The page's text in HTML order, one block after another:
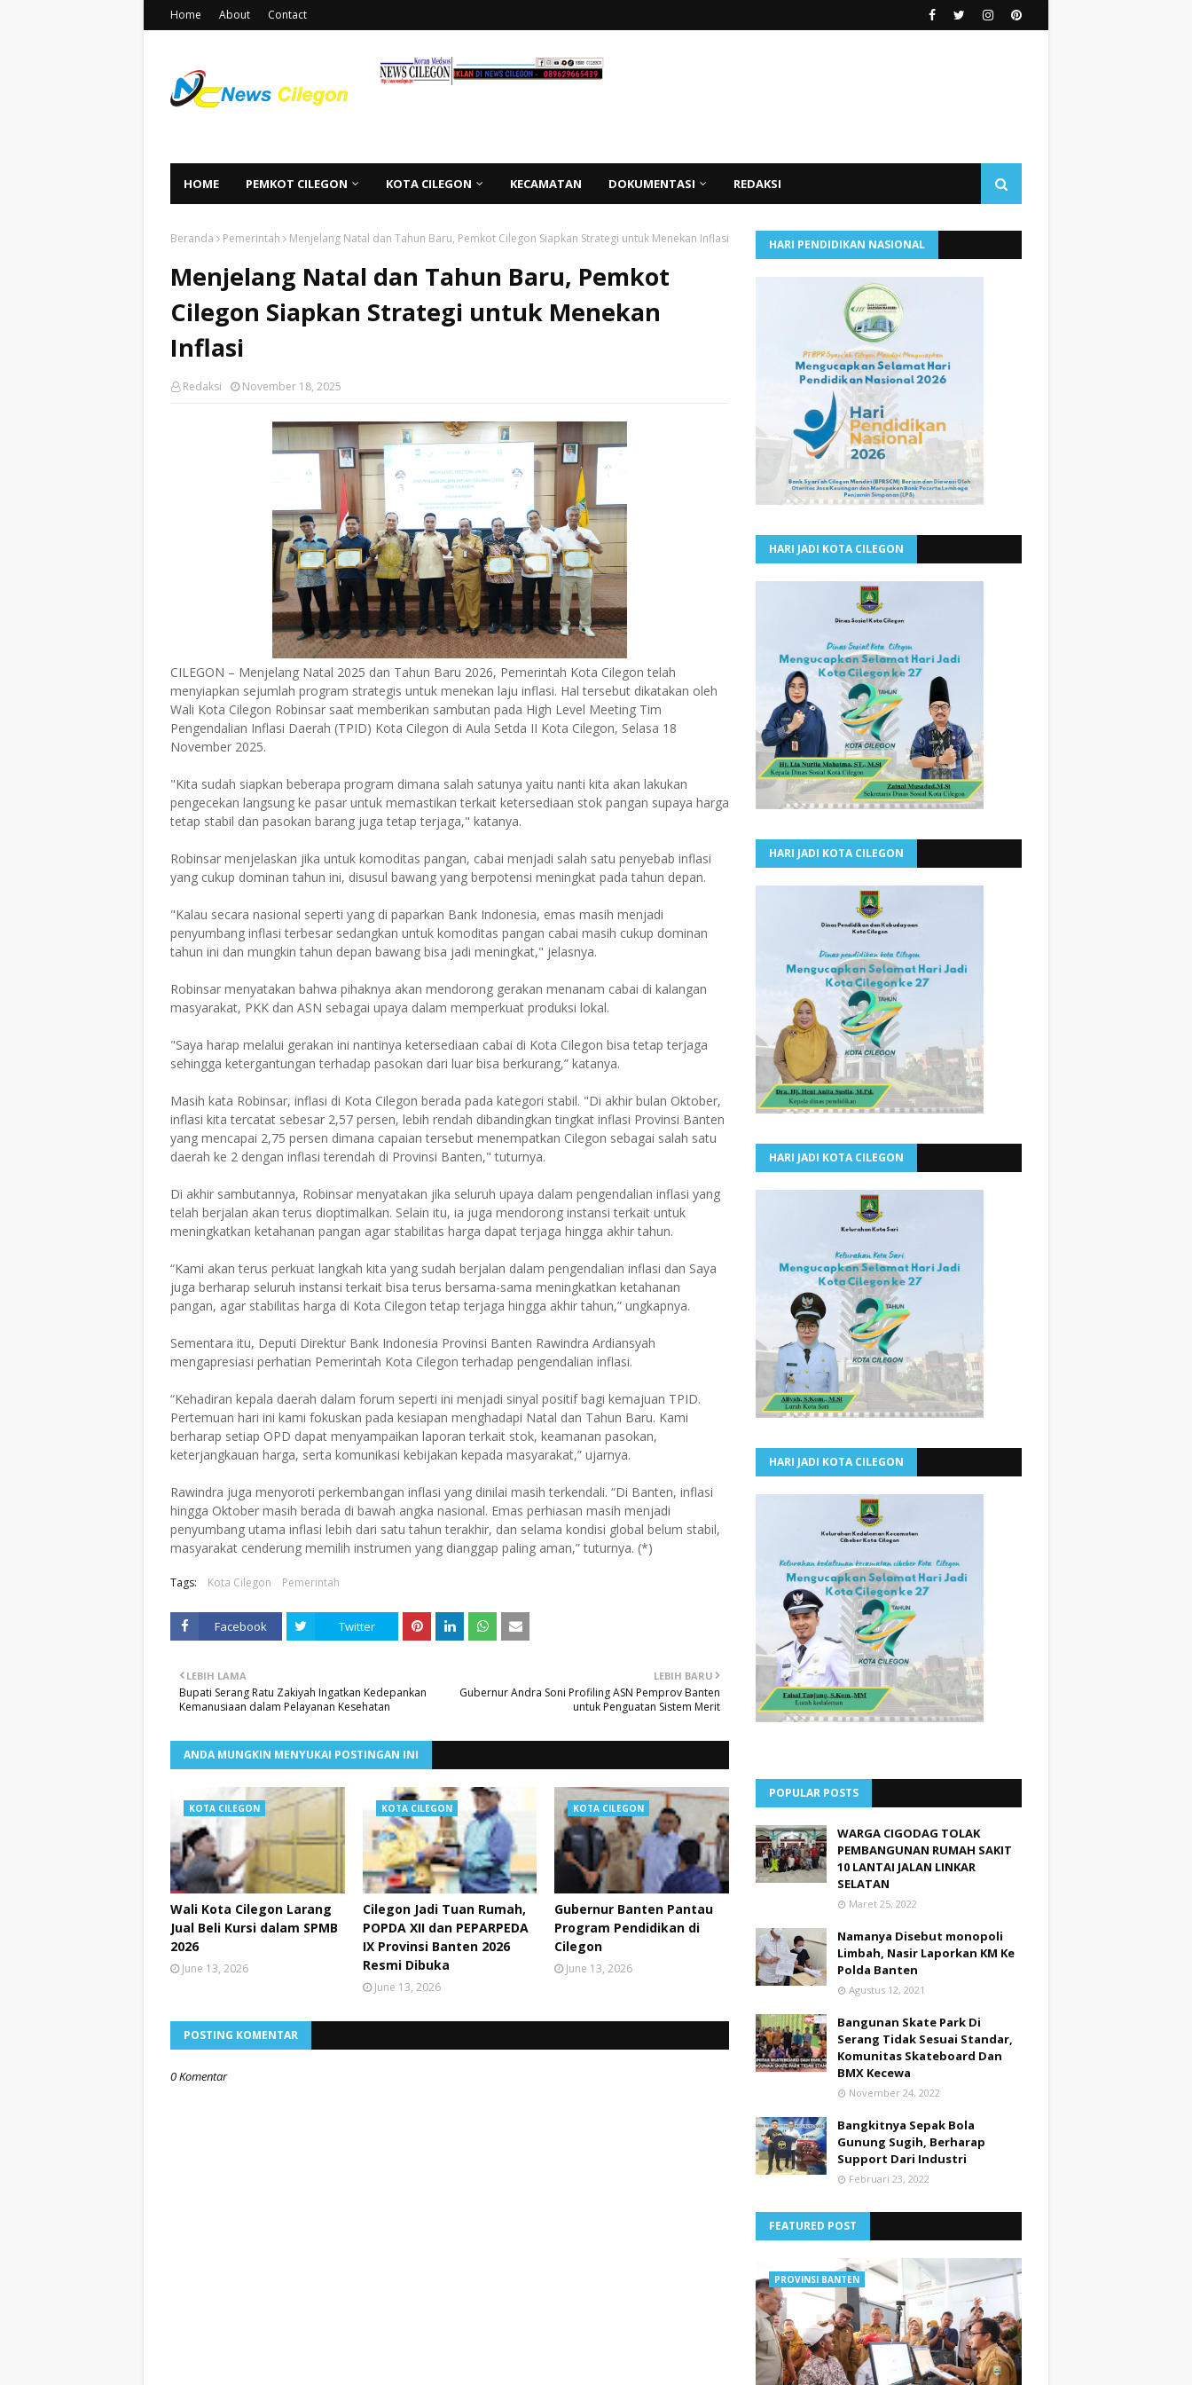
Home About Contact
HOME PEMKOT CILEGON KOTA CILEGON KECAMATAN DOKUMENTASI REDAKSI
Beranda Pemerintah Menjelang Natal dan Tahun Baru, Pemkot Cilegon Siapkan Strategi untuk Menekan Inflasi
Menjelang Natal dan Tahun Baru, Pemkot
Cilegon Siapkan Strategi untuk Menekan
Inflasi
Redaksi November 18, 2025
CILEGON – Menjelang Natal 2025 dan Tahun Baru 2026, Pemerintah Kota Cilegon telah
menyiapkan sejumlah program strategis untuk menekan laju inflasi. Hal tersebut dikatakan oleh
Wali Kota Cilegon Robinsar saat memberikan sambutan pada High Level Meeting Tim
Pengendalian Inflasi Daerah (TPID) Kota Cilegon di Aula Setda II Kota Cilegon, Selasa 18
November 2025.
"Kita sudah siapkan beberapa program dimana salah satunya yaitu nanti kita akan lakukan
pengecekan langsung ke pasar untuk memastikan terkait ketersediaan stok pangan supaya harga
tetap stabil dan pasokan barang juga tetap terjaga," katanya.
Robinsar menjelaskan jika untuk komoditas pangan, cabai menjadi salah satu penyebab inflasi
yang cukup dominan tahun ini, disusul bawang yang berpotensi meningkat pada tahun depan.
"Kalau secara nasional seperti yang di paparkan Bank Indonesia, emas masih menjadi
penyumbang inflasi terbesar sedangkan untuk komoditas pangan cabai masih cukup dominan
tahun ini dan mungkin tahun depan bawang bisa jadi meningkat," jelasnya.
Robinsar menyatakan bahwa pihaknya akan mendorong gerakan menanam cabai di kalangan
masyarakat, PKK dan ASN sebagai upaya dalam memperkuat produksi lokal.
"Saya harap melalui gerakan ini nantinya ketersediaan cabai di Kota Cilegon bisa tetap terjaga
sehingga ketergantungan terhadap pasokan dari luar bisa berkurang,” katanya.
Masih kata Robinsar, inflasi di Kota Cilegon berada pada kategori stabil. "Di akhir bulan Oktober,
inflasi kita tercatat sebesar 2,57 persen, lebih rendah dibandingkan tingkat inflasi Provinsi Banten
yang mencapai 2,75 persen dimana capaian tersebut menempatkan Cilegon sebagai salah satu
daerah ke 2 dengan inflasi terendah di Provinsi Banten," tuturnya.
Di akhir sambutannya, Robinsar menyatakan jika seluruh upaya dalam pengendalian inflasi yang
telah berjalan akan terus dioptimalkan. Selain itu, ia juga mendorong instansi terkait untuk
meningkatkan ketahanan pangan agar stabilitas harga dapat terjaga hingga akhir tahun.
“Kami akan terus perkuat langkah kita yang sudah berjalan dalam pengendalian inflasi dan Saya
juga berharap seluruh instansi terkait bisa terus bersama-sama meningkatkan ketahanan
pangan, agar stabilitas harga di Kota Cilegon tetap terjaga hingga akhir tahun,” ungkapnya.
Sementara itu, Deputi Direktur Bank Indonesia Provinsi Banten Rawindra Ardiansyah
mengapresiasi perhatian Pemerintah Kota Cilegon terhadap pengendalian inflasi.
“Kehadiran kepala daerah dalam forum seperti ini menjadi sinyal positif bagi kemajuan TPID.
Pertemuan hari ini kami fokuskan pada kesiapan menghadapi Natal dan Tahun Baru. Kami
berharap setiap OPD dapat menyampaikan laporan terkait stok, keamanan pasokan,
keterjangkauan harga, serta komunikasi kebijakan kepada masyarakat,” ujarnya.
Rawindra juga menyoroti perkembangan inflasi yang dinilai masih terkendali. “Di Banten, inflasi
hingga Oktober masih berada di bawah angka nasional. Emas perhiasan masih menjadi
penyumbang utama inflasi lebih dari satu tahun terakhir, dan selama kondisi global belum stabil,
masyarakat cenderung memilih instrumen yang dianggap paling aman,” tuturnya. (*)
Tags: Kota Cilegon Pemerintah
Facebook Twitter
LEBIH BARU
Gubernur Andra Soni Profiling ASN Pemprov Banten
untuk Penguatan Sistem Merit
LEBIH LAMA
Bupati Serang Ratu Zakiyah Ingatkan Kedepankan
Kemanusiaan dalam Pelayanan Kesehatan
ANDA MUNGKIN MENYUKAI POSTINGAN INI
KOTA CILEGON
Wali Kota Cilegon Larang
Jual Beli Kursi dalam SPMB
2026
June 13, 2026
KOTA CILEGON
Cilegon Jadi Tuan Rumah,
POPDA XII dan PEPARPEDA
IX Provinsi Banten 2026
Resmi Dibuka
June 13, 2026
KOTA CILEGON
Gubernur Banten Pantau
Program Pendidikan di
Cilegon
June 13, 2026
POSTING KOMENTAR
0 Komentar
HARI PENDIDIKAN NASIONAL
HARI JADI KOTA CILEGON
HARI JADI KOTA CILEGON
HARI JADI KOTA CILEGON
HARI JADI KOTA CILEGON
POPULAR POSTS
WARGA CIGODAG TOLAK
PEMBANGUNAN RUMAH SAKIT
10 LANTAI JALAN LINKAR
SELATAN
Maret 25, 2022
Namanya Disebut monopoli
Limbah, Nasir Laporkan KM Ke
Polda Banten
Agustus 12, 2021
Bangunan Skate Park Di
Serang Tidak Sesuai Standar,
Komunitas Skateboard Dan
BMX Kecewa
November 24, 2022
Bangkitnya Sepak Bola
Gunung Sugih, Berharap
Support Dari Industri
Februari 23, 2022
FEATURED POST
PROVINSI BANTEN